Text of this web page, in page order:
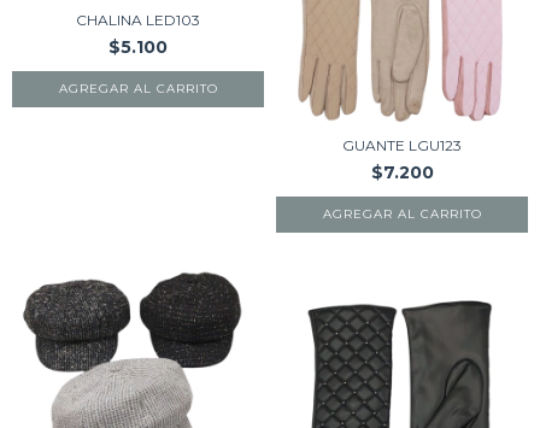
CHALINA LED103
$5.100
AGREGAR AL CARRITO
GUANTE LGU123
$7.200
AGREGAR AL CARRITO